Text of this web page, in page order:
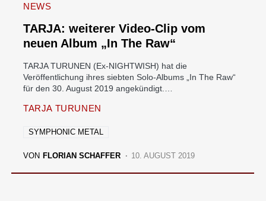
NEWS
TARJA: weiterer Video-Clip vom
neuen Album „In The Raw“
TARJA TURUNEN (Ex-NIGHTWISH) hat die
Veröffentlichung ihres siebten Solo-Albums „In The Raw“
für den 30. August 2019 angekündigt.…
TARJA TURUNEN
SYMPHONIC METAL
VON FLORIAN SCHAFFER 10. AUGUST 2019